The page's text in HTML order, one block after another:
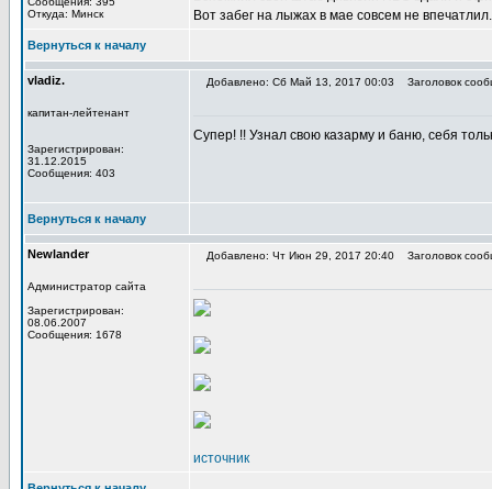
Откуда: Минск
Вот забег на лыжах в мае совсем не
Вернуться к началу
vladiz.
капитан-лейтенант
Зарегистрирован:
31.12.2015
Сообщения: 403
Добавлено: Сб Май 13, 2017 00:03 Заголовок
Супер! !! Узнал свою казарму и баню, себя
Вернуться к началу
Newlander
Администратор сайта
Зарегистрирован:
08.06.2007
Сообщения: 1678
Добавлено: Чт Июн 29, 2017 20:40 Заголовок
источник